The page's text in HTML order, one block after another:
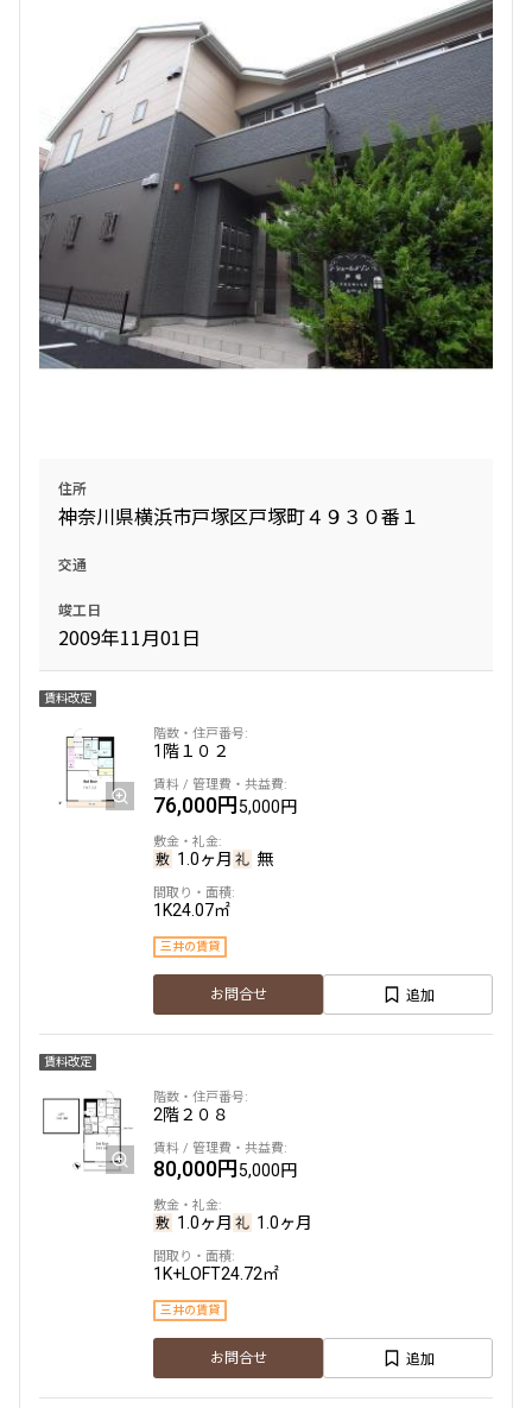
住所
神奈川県横浜市戸塚区戸塚町４９３０番１
交通
竣工日
2009年11月01日
賃料改定
1階１０２
76,000円5,000円
1.0ヶ月 無
1K24.07㎡
三井の賃貸
お問合せ 追加
賃料改定
2階２０８
80,000円5,000円
1.0ヶ月 1.0ヶ月
1K+LOFT24.72㎡
三井の賃貸
お問合せ 追加